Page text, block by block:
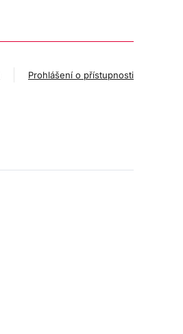
Prohlášení o přístupnosti